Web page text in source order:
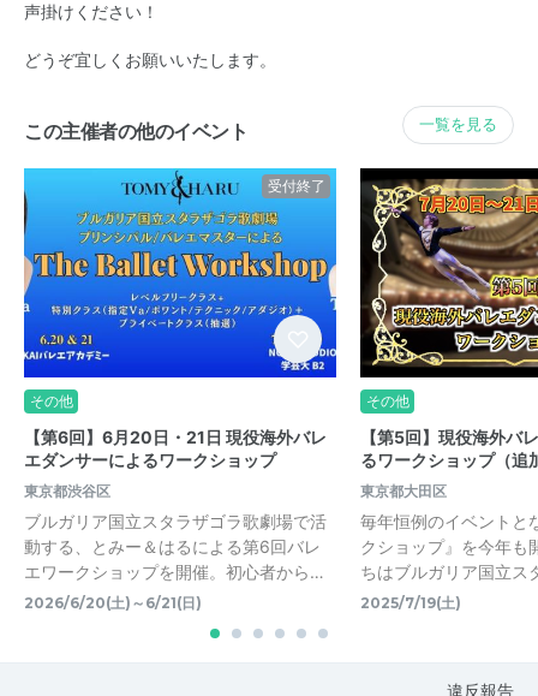
声掛けください！
どうぞ宜しくお願いいたします。
この主催者の他のイベント 一覧を見る
受付終了
その他
【第6回】6月20日・21日 現役海外バレ
エダンサーによるワークショップ
東京都渋谷区
ブルガリア国立スタラザゴラ歌劇場で活
動する、とみー＆はるによる第6回バレ
エワークショップを開催。初心者から…
2026/6/20(土)～6/21(日)
その他
【第5回】現役海外バ
るワークショップ（追
東京都大田区
毎年恒例のイベントと
クショップ』を今年も
ちはブルガリア国立ス
2025/7/19(土)
違反報告